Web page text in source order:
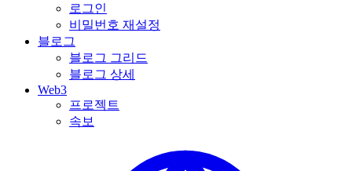
로그인
비밀번호 재설정
블로그
블로그 그리드
블로그 상세
Web3
프로젝트
속보